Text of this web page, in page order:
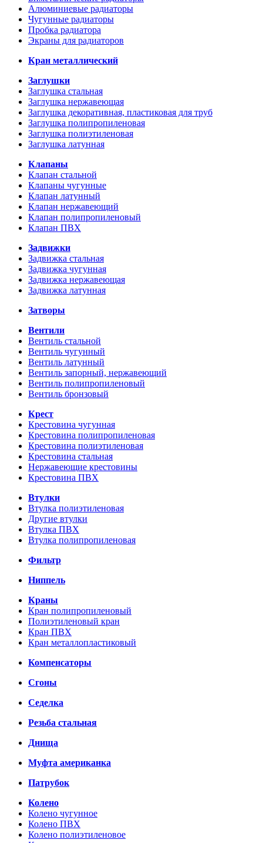
Алюминиевые радиаторы
Чугунные радиаторы
Пробка радиатора
Экраны для радиаторов
Кран металлический
Заглушки
Заглушка стальная
Заглушка нержавеющая
Заглушка декоративная, пластиковая для труб
Заглушка полипропиленовая
Заглушка полиэтиленовая
Заглушка латунная
Клапаны
Клапан стальной
Клапаны чугунные
Клапан латунный
Клапан нержавеющий
Клапан полипропиленовый
Клапан ПВХ
Задвижки
Задвижка стальная
Задвижка чугунная
Задвижка нержавеющая
Задвижка латунная
Затворы
Вентили
Вентиль стальной
Вентиль чугунный
Вентиль латунный
Вентиль запорный, нержавеющий
Вентиль полипропиленовый
Вентиль бронзовый
Крест
Крестовина чугунная
Крестовина полипропиленовая
Крестовина полиэтиленовая
Крестовина стальная
Нержавеющие крестовины
Крестовина ПВХ
Втулки
Втулка полиэтиленовая
Другие втулки
Втулка ПВХ
Втулка полипропиленовая
Фильтр
Ниппель
Краны
Кран полипропиленовый
Полиэтиленовый кран
Кран ПВХ
Кран металлопластиковый
Компенсаторы
Сгоны
Седелка
Резьба стальная
Днища
Муфта американка
Патрубок
Колено
Колено чугунное
Колено ПВХ
Колено полиэтиленовое